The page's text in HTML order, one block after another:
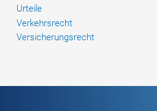
Urteile
Verkehrsrecht
Versicherungsrecht